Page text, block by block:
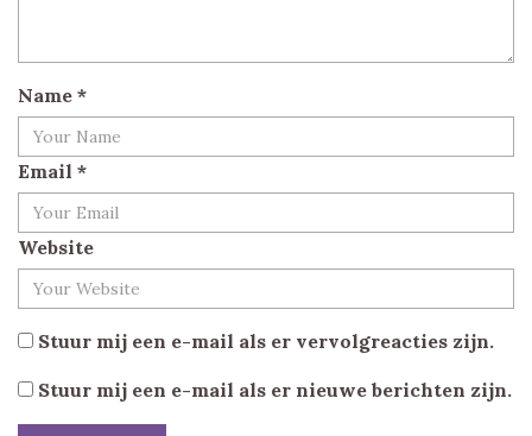
Name *
Email *
Website
Stuur mij een e-mail als er vervolgreacties zijn.
Stuur mij een e-mail als er nieuwe berichten zijn.